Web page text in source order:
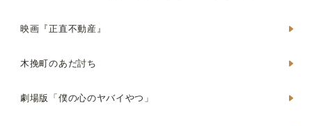
映画『正直不動産』
木挽町のあだ討ち
劇場版「僕の心のヤバイやつ」